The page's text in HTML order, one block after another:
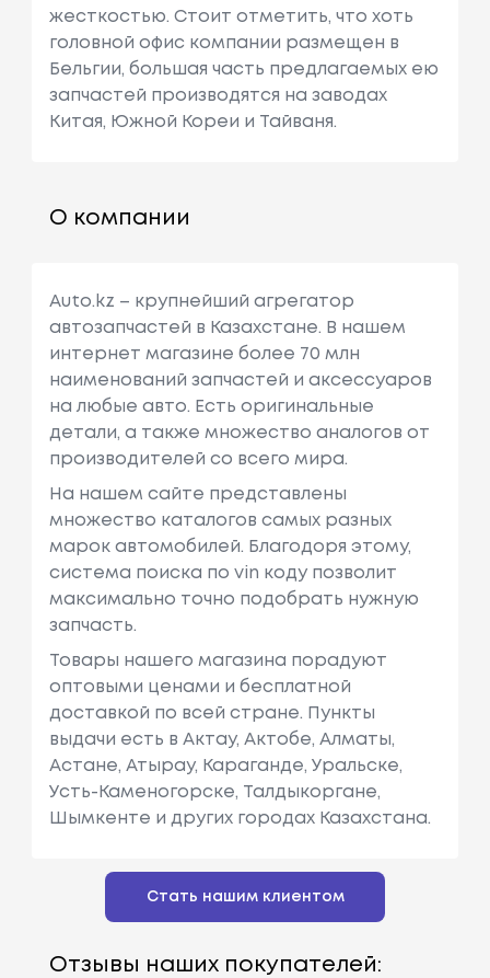
жесткостью. Стоит отметить, что хоть
головной офис компании размещен в
Бельгии, большая часть предлагаемых ею
запчастей производятся на заводах
Китая, Южной Кореи и Тайваня.
О компании
Auto.kz – крупнейший агрегатор
автозапчастей в Казахстане. В нашем
интернет магазине более 70 млн
наименований запчастей и аксессуаров
на любые авто. Есть оригинальные
детали, а также множество аналогов от
производителей со всего мира.
На нашем сайте представлены
множество каталогов самых разных
марок автомобилей. Благодоря этому,
система поиска по vin коду позволит
максимально точно подобрать нужную
запчасть.
Товары нашего магазина порадуют
оптовыми ценами и бесплатной
доставкой по всей стране. Пункты
выдачи есть в Актау, Актобе, Алматы,
Астане, Атырау, Караганде, Уральске,
Усть-Каменогорске, Талдыкоргане,
Шымкенте и других городах Казахстана.
Стать нашим клиентом
Отзывы наших покупателей: